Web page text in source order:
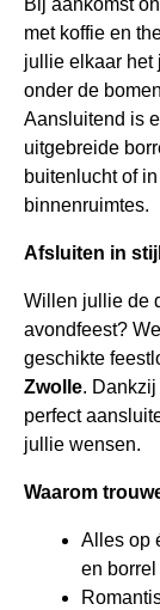
Bij aankomst
met koffie en
jullie elkaar het
onder de
Aansluitend is
uitgebreide
buitenlucht of
binnenruimtes.
Afsluiten in
Willen jullie de
avondfeest?
geschikte
Zwolle.
perfect
jullie wensen.
Waarom
Alles op
en borrel